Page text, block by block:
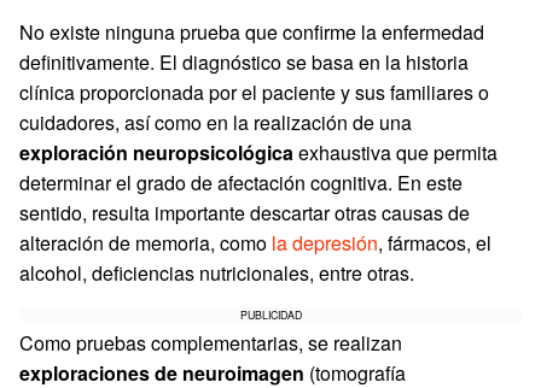
No existe ninguna prueba que confirme la enfermedad
definitivamente. El diagnóstico se basa en la historia
clínica proporcionada por el paciente y sus familiares o
cuidadores, así como en la realización de una
exploración neuropsicológicaexhaustiva que permita
determinar el grado de afectación cognitiva. En este
sentido, resulta importante descartar otras causas de
alteración de memoria, como la depresión, fármacos, el
alcohol, deficiencias nutricionales, entre otras.
PUBLICIDAD
Como pruebas complementarias, se realizan
exploraciones de neuroimagen (tomografía